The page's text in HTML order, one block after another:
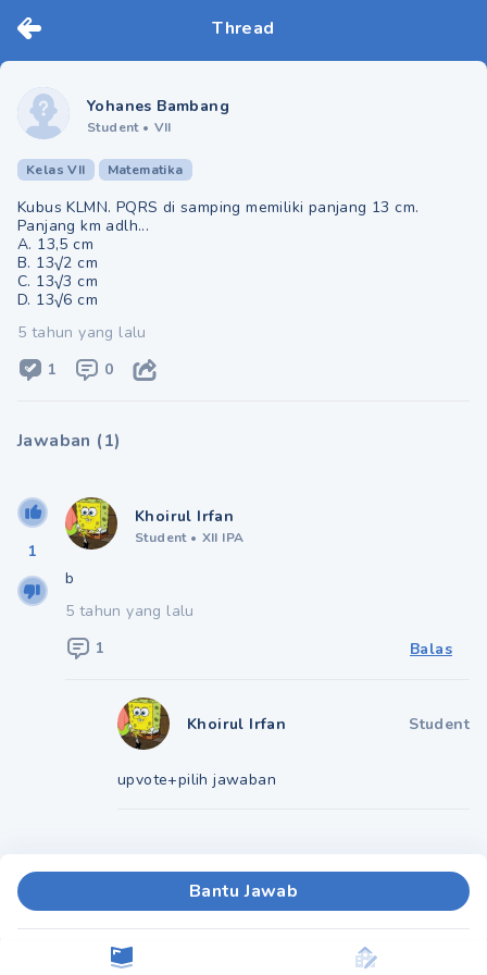
Thread
Yohanes Bambang
Student • VII
Kelas VII Matematika
Kubus KLMN. PQRS di samping memiliki panjang 13 cm.
Panjang km adlh...
A. 13,5 cm
B. 13√2 cm
C. 13√3 cm
D. 13√6 cm
5 tahun yang lalu
1
0
Jawaban (1)
1
Khoirul Irfan
Student • XII IPA
b
5 tahun yang lalu
1
Balas
Khoirul Irfan Student
upvote+pilih jawaban
Bantu Jawab